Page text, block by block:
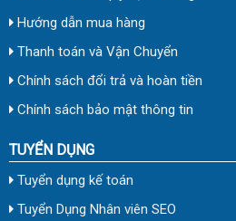
Hướng dẫn mua hàng
Thanh toán và Vận Chuyển
Chính sách đổi trả và hoàn tiền
Chính sách bảo mật thông tin
TUYỂN DỤNG
Tuyển dụng kế toán
Tuyển Dụng Nhân viên SEO